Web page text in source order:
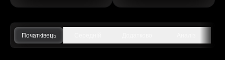
Початківець